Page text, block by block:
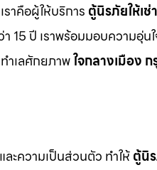
าคือผู้ให้บริการ ตู้นิรภัยให้เช่า
15 ปี เราพร้อมมอบความอุ่
เลศักยภาพใจกลางเมือง
ละความเป็นส่วนตัว ทำให้ตู้นิ